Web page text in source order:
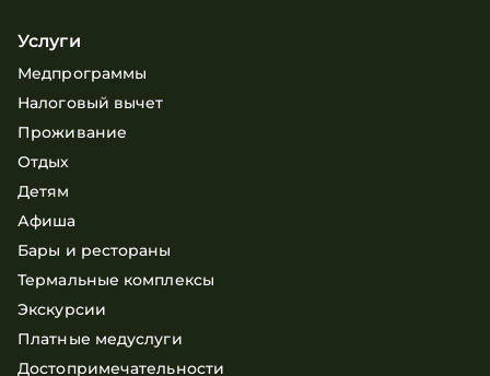
Услуги
Медпрограммы
Налоговый вычет
Проживание
Отдых
Детям
Афиша
Бары и рестораны
Термальные комплексы
Экскурсии
Платные медуслуги
Достопримечательности